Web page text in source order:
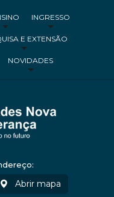
INGRESSO
E EXTENSÃO
NOVIDADES
Abrir mapa